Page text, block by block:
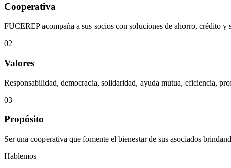
Cooperativa
FUCEREP acompaña a sus socios con soluciones de ahorro, crédito
02
Valores
Responsabilidad, democracia, solidaridad, ayuda mutua, eficiencia,
03
Propósito
Ser una cooperativa que fomente el bienestar de sus asociados
Hablemos